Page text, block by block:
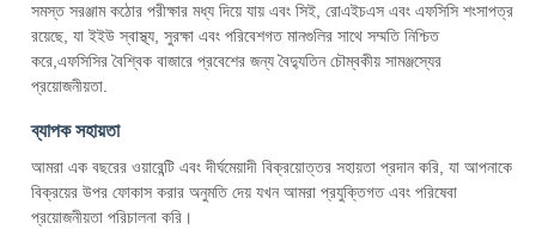
সমস্ত সরঞ্জাম কঠোর পরীক্ষার মধ্য দিয়ে যায় এবং সিই, রোএইচএস এবং এফসিসি শংসাপত্র
রয়েছে, যা ইইউ স্বাস্থ্য, সুরক্ষা এবং পরিবেশগত মানগুলির সাথে সম্মতি নিশ্চিত
করে,এফসিসির বৈশ্বিক বাজারে প্রবেশের জন্য বৈদ্যুতিন চৌম্বকীয় সামঞ্জস্যের
প্রয়োজনীয়তা.
ব্যাপক সহায়তা
আমরা এক বছরের ওয়ারেন্টি এবং দীর্ঘমেয়াদী বিক্রয়োত্তর সহায়তা প্রদান করি, যা আপনাকে
বিক্রয়ের উপর ফোকাস করার অনুমতি দেয় যখন আমরা প্রযুক্তিগত এবং পরিষেবা
প্রয়োজনীয়তা পরিচালনা করি।